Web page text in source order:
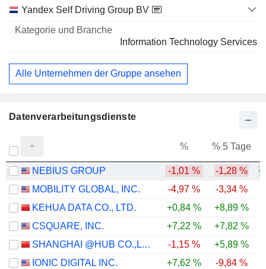
Yandex Self Driving Group BV
Information Technology Services
Alle Unternehmen der Gruppe ansehen
Datenverarbeitungsdienste
% % 5 Tage
NEBIUS GROUP -1,01 % -1,28 %
MOBILITY GLOBAL, INC.
-4,97 %
-3,34 %
KEHUA DATA CO., LTD.
+0,84 % +8,89 %
CSQUARE, INC.
+7,22 %
+7,82 %
SHANGHAI @HUB CO.,LTD.
-1,15 % +5,89 %
IONIC DIGITAL INC.
+7,62 %
-9,84 %